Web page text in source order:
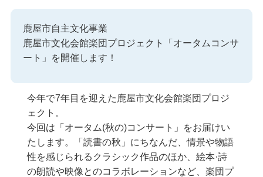
鹿屋市自主文化事業
鹿屋市文化会館楽団プロジェクト「オータムコンサ
ート」を開催します！
今年で7年目を迎えた鹿屋市文化会館楽団プロジ
ェクト。
今回は「オータム(秋の)コンサート」をお届けい
たします。「読書の秋」にちなんだ、情景や物語
性を感じられるクラシック作品のほか、絵本·詩
の朗読や映像とのコラボレーションなど、楽団プ